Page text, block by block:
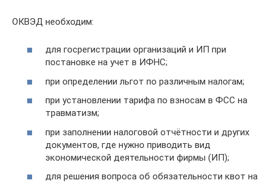
ОКВЭД необходим:
для госрегистрации организаций и ИП при
постановке на учет в ИФНС;
при определении льгот по различным налогам;
при установлении тарифа по взносам в ФСС на
травматизм;
при заполнении налоговой отчётности и других
документов, где нужно приводить вид
экономической деятельности фирмы (ИП);
для решения вопроса об обязательности квот на